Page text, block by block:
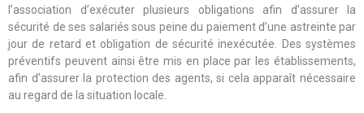
l’association d’exécuter plusieurs obligations afin d’assurer la
sécurité de ses salariés sous peine du paiement d’une astreinte par
jour de retard et obligation de sécurité inexécutée. Des systèmes
préventifs peuvent ainsi être mis en place par les établissements,
afin d’assurer la protection des agents, si cela apparaît nécessaire
au regard de la situation locale.